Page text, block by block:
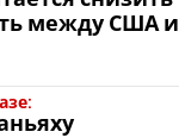
между США и